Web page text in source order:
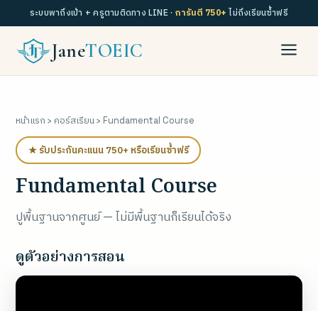
ระบบพาถึงเป้า + ครูตามติดทาง LINE · การันตี 750+ ไม่ถึงเรียนซ้ำฟรี
JaneTOEIC
หน้าแรก › คอร์สเรียน› Fundamental Course
★ รับประกันคะแนน 750+ หรือเรียนซ้ำฟรี
Fundamental Course
ปูพื้นฐานจากศูนย์ — ไม่มีพื้นฐานก็เรียนได้จริง
ดูตัวอย่างการสอน